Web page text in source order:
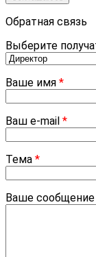
Обратная связь
Выберите
Ваше имя *
Ваш e-mail *
Тема *
Ваше сообщение